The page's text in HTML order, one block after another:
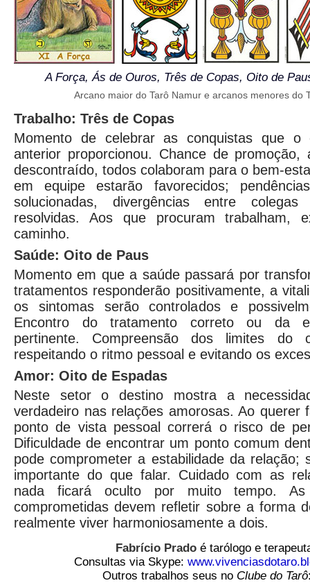
A Força, Ás de Ouros, Três de Copas, Oito de
Arcano maior do Tarô Namur e arcanos menores do
Trabalho: Três de Copas
Momento de celebrar as conquistas que o
anterior proporcionou. Chance de promoção,
descontraído, todos colaboram para o bem-
em equipe estarão favorecidos;
solucionadas, divergências entre
resolvidas. Aos que procuram trabalham,
caminho.
Saúde: Oito de Paus
Momento em que a saúde passará por
tratamentos responderão positivamente, a
os sintomas serão controlados e
Encontro do tratamento correto ou da
pertinente. Compreensão dos limites
respeitando o ritmo pessoal e evitando os
Amor: Oito de Espadas
Neste setor o destino mostra a
verdadeiro nas relações amorosas. Ao querer
ponto de vista pessoal correrá o risco de
Dificuldade de encontrar um ponto comum
pode comprometer a estabilidade da relação;
importante do que falar. Cuidado com as
nada ficará oculto por muito tempo.
comprometidas devem refletir sobre a forma
realmente viver harmoniosamente a dois.
Fabrício Pradoé tarólogo e
Consultas via Skype:
Outros trabalhos seus no Clube do Tarô